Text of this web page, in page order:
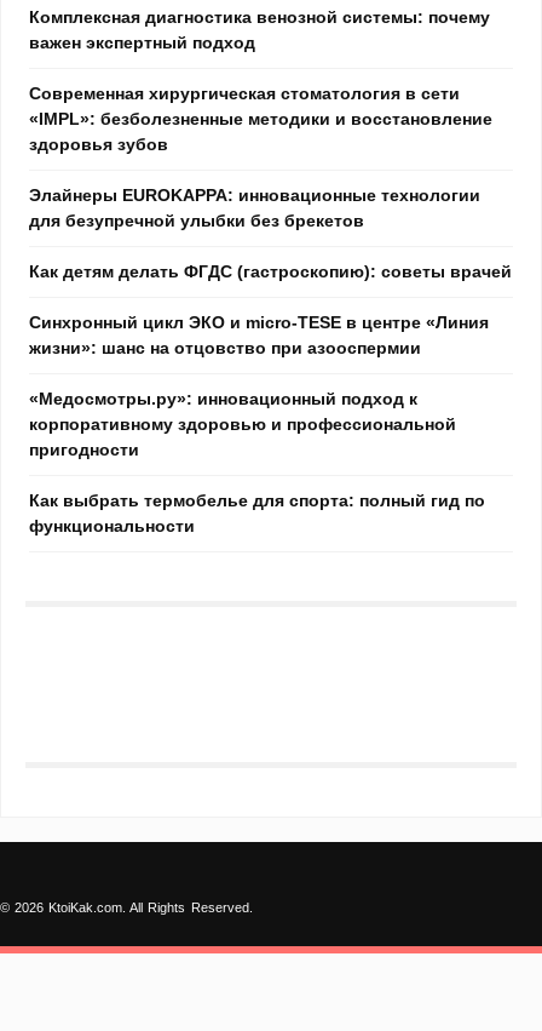
Комплексная диагностика венозной системы: почему
важен экспертный подход
Современная хирургическая стоматология в сети
«IMPL»: безболезненные методики и восстановление
здоровья зубов
Элайнеры EUROKAPPA: инновационные технологии
для безупречной улыбки без брекетов
Как детям делать ФГДС (гастроскопию): советы врачей
Синхронный цикл ЭКО и micro-TESE в центре «Линия
жизни»: шанс на отцовство при азооспермии
«Медосмотры.ру»: инновационный подход к
корпоративному здоровью и профессиональной
пригодности
Как выбрать термобелье для спорта: полный гид по
функциональности
© 2026 KtoiKak.com. All Rights Reserved.